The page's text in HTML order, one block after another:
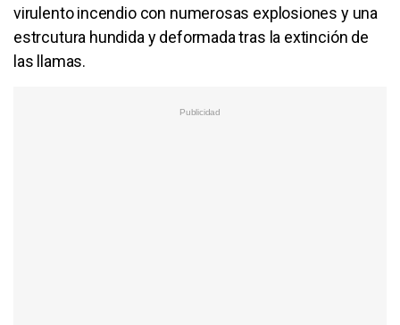
virulento incendio con numerosas explosiones y una
estrcutura hundida y deformada tras la extinción de
las llamas.